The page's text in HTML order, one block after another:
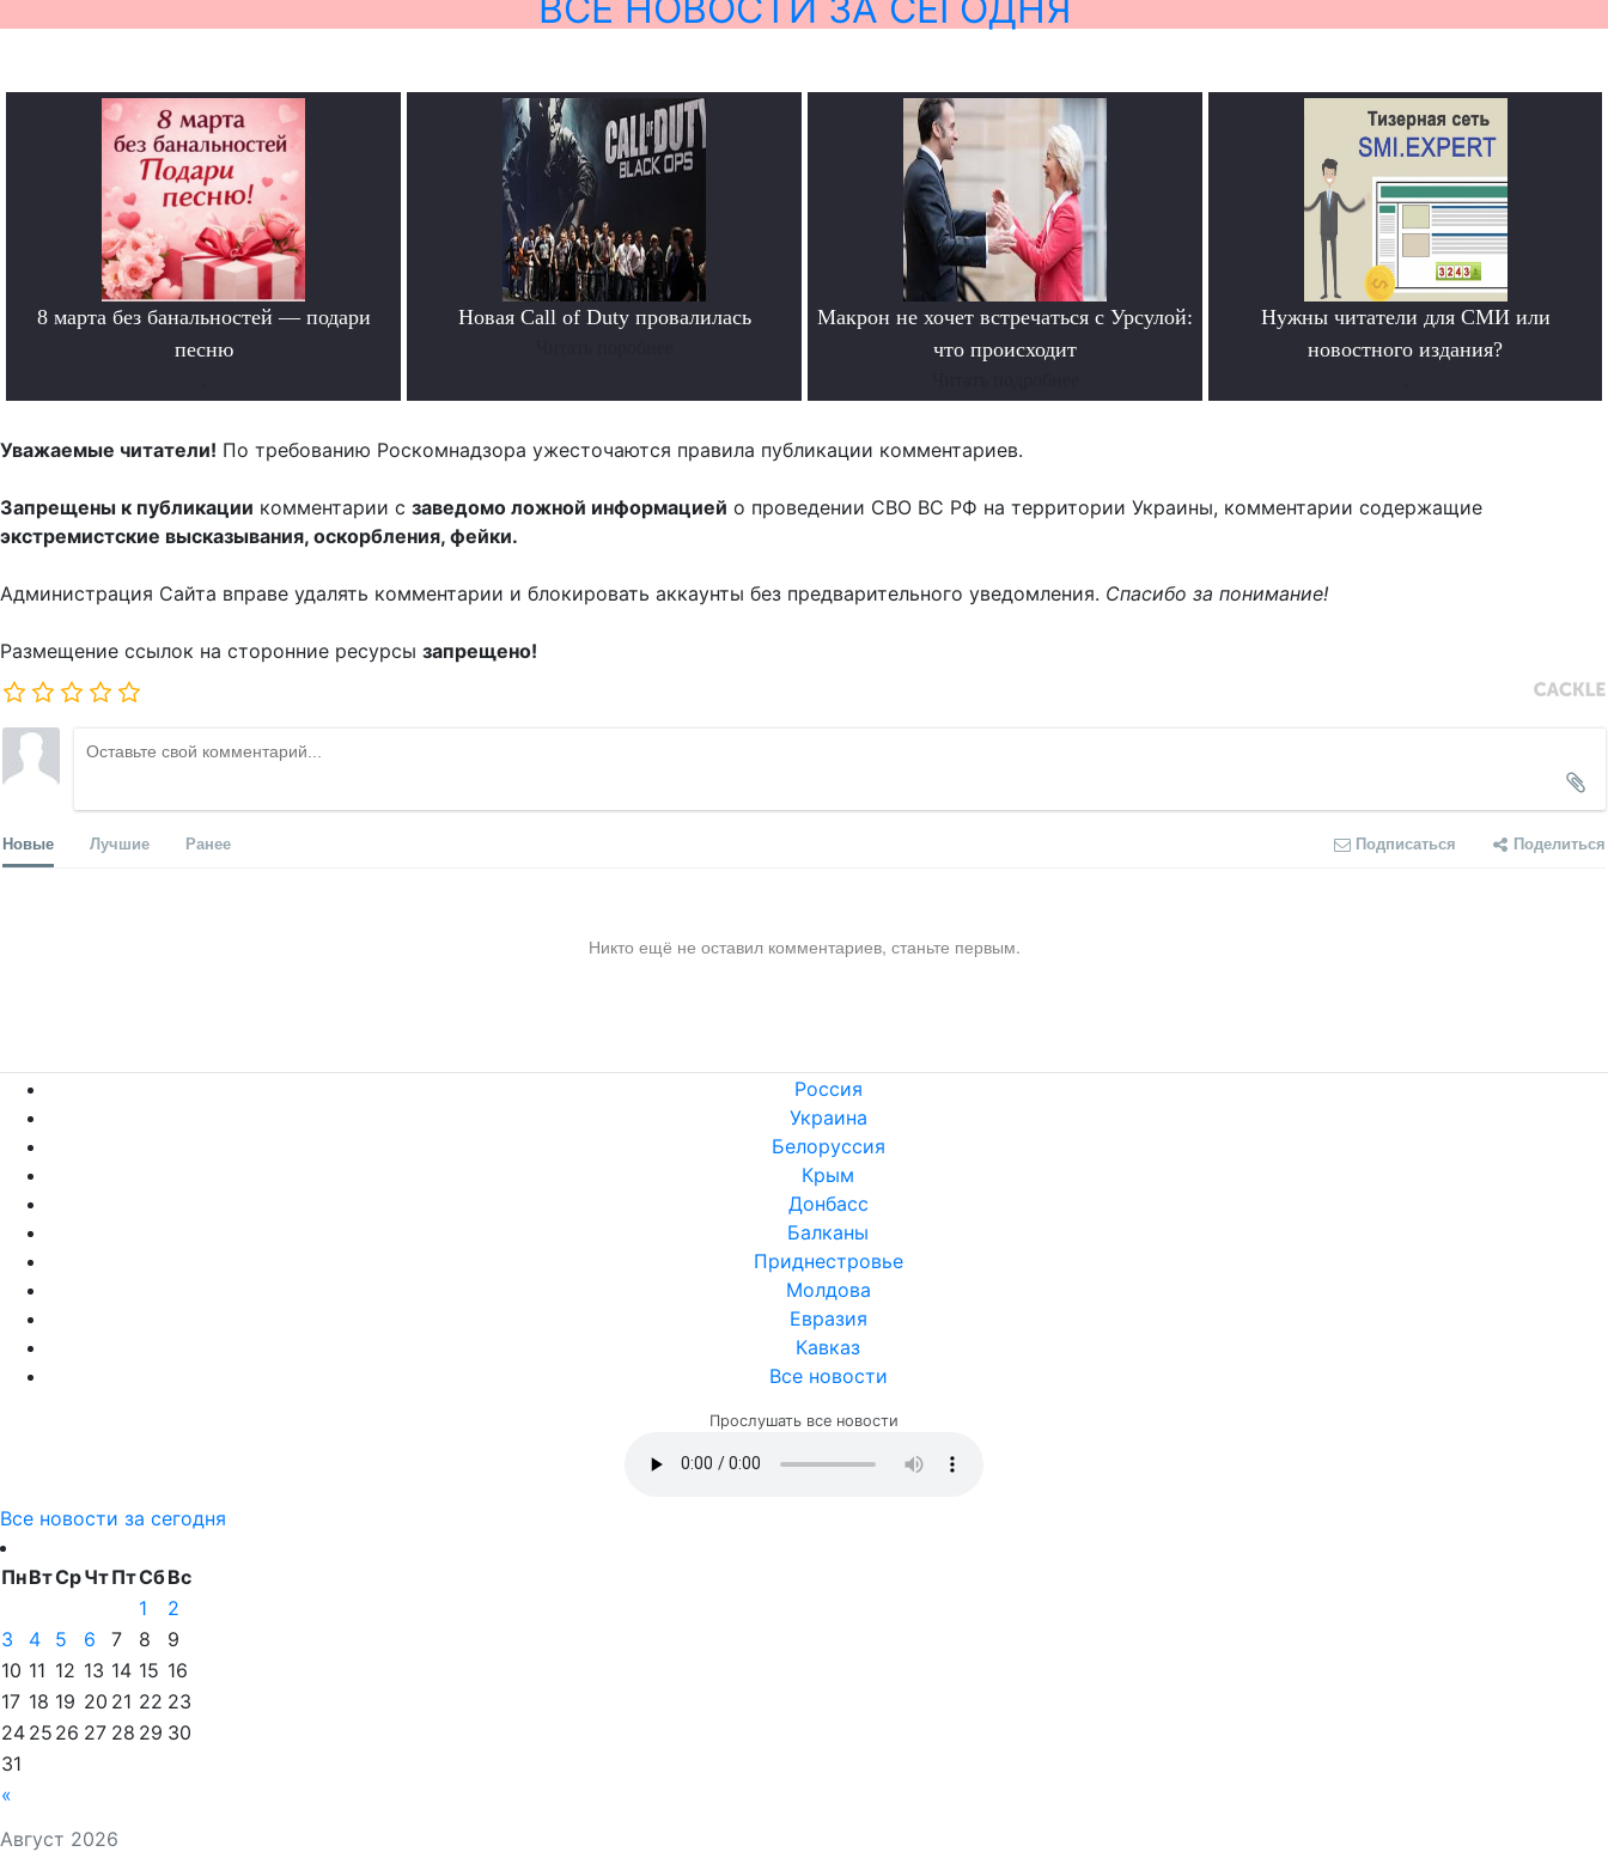
8 марта без банальностей — подари
песню
Новая Call of Duty провалилась
Макрон не хочет встречаться с Урсулой:
что происходит
Нужны читатели для СМИ или
новостного издания?
Уважаемые читатели! По требованию Роскомнадзора ужесточаются правила публикации комментариев.
Запрещены к публикации комментарии с заведомо ложной информацией о проведении СВО ВС РФ на территории Украины, комментарии содержащие
экстремистские высказывания, оскорбления, фейки.
Администрация Сайта вправе удалять комментарии и блокировать аккаунты без предварительного уведомления. Спасибо за понимание!
Размещение ссылок на сторонние ресурсы запрещено!
Новые Лучшие Ранее Подписаться Поделиться
Никто ещё не оставил комментариев, станьте первым.
Россия
Украина
Белоруссия
Крым
Донбасс
Балканы
Приднестровье
Молдова
Евразия
Кавказ
Все новости
Прослушать все новости
Все новости за сегодня
Август 2026
ПнВтСрЧтПтСбВс
«
1
2
3
4 5 6 7 8
9
10 11 12 13 14 15 16
17 18 19 20 21 22 23
24 25 26 27 28 29 30
31